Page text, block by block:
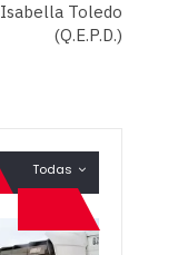
Isabella Toledo
(Q.E.P.D.)
Todas